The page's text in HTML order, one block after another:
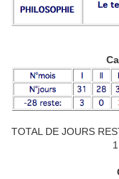
TOTAL DE JOURS